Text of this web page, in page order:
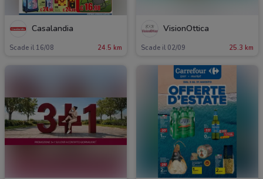
Casalandia
Scade il 16/08 24.5 km
VisionOttica
Scade il 02/09 25.3 km